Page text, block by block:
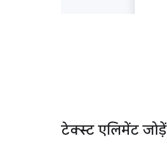
टेक्स्ट एलिमेंट जोड़ें